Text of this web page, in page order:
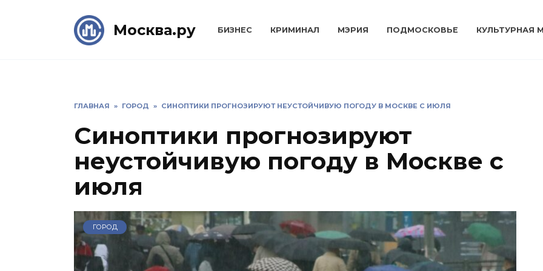
Москва.ру БИЗНЕС КРИМИНАЛ МЭРИЯ ПОДМОСКОВЬЕ КУЛЬТУРНАЯ
ГЛАВНАЯ » ГОРОД » СИНОПТИКИ ПРОГНОЗИРУЮТ НЕУСТОЙЧИВУЮ ПОГОДУ В МОСКВЕ С ИЮЛЯ
Синоптики прогнозируют
неустойчивую погоду в Москве с
июля
ГОРОД